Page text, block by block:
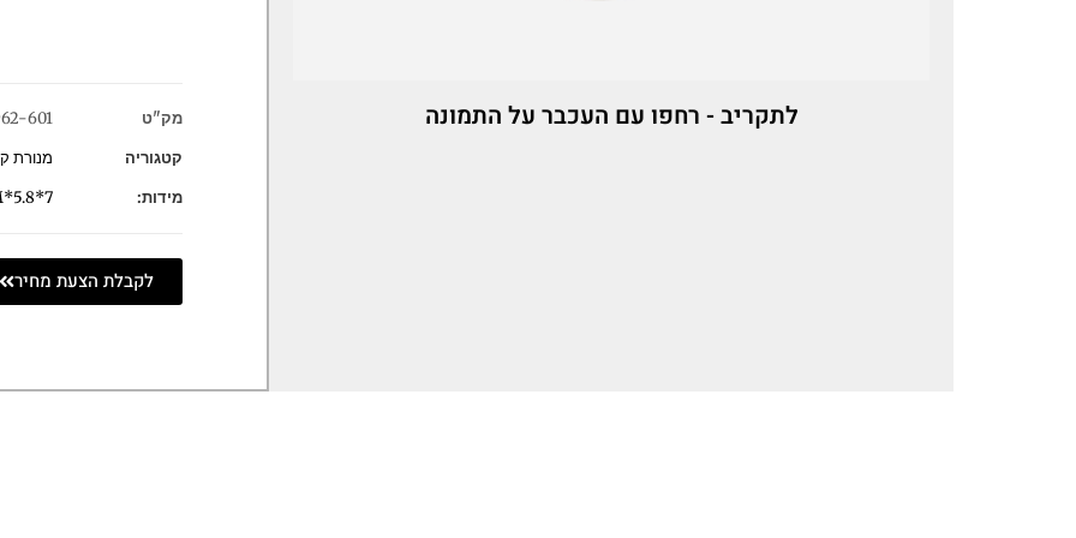
לתקריב - רחפו עם העכבר על התמונה מק"ט
601
קטגוריה
מנורת
מידות:
7*5.8*11CM
לקבלת הצעת מחיר